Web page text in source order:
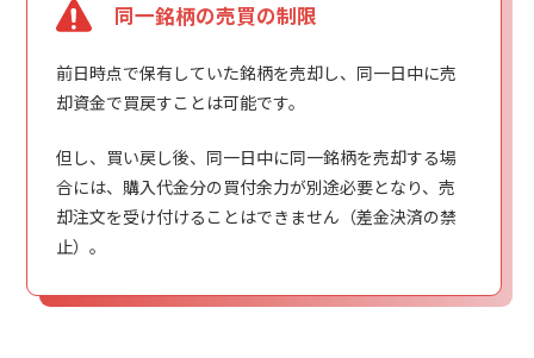
同一銘柄の売買の制限
前日時点で保有していた銘柄を売却し、同一日中に売
却資金で買戻すことは可能です。
但し、買い戻し後、同一日中に同一銘柄を売却する場
合には、購入代金分の買付余力が別途必要となり、売
却注文を受け付けることはできません（差金決済の禁
止）。